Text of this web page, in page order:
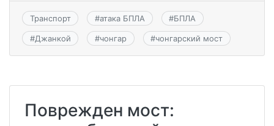
Транспорт #атака БПЛА #БПЛА
#Джанкой #чонгар #чонгарский мост
Поврежден мост: